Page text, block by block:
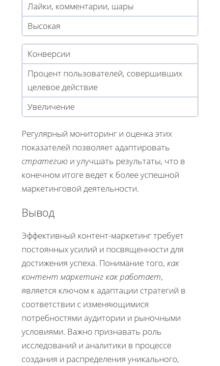
Лайки, комментарии, шары
Высокая
Конверсии
Процент пользователей, совершивших
целевое действие
Увеличение
Регулярный мониторинг и оценка этих
показателей позволяет адаптировать
стратегию и улучшать результаты, что в
конечном итоге ведет к более успешной
маркетинговой деятельности.
Вывод
Эффективный контент-маркетинг требует
постоянных усилий и посвященности для
достижения успеха. Понимание того, как
контент маркетинг как работает,
является ключом к адаптации стратегий в
соответствии с изменяющимися
потребностями аудитории и рыночными
условиями. Важно признавать роль
исследований и аналитики в процессе
создания и распределения уникального,